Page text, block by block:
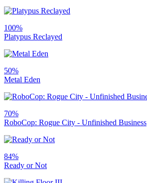
100%
Platypus Reclayed
50%
Metal Eden
70%
RoboCop: Rogue City - Unfinished Business
84%
Ready or Not